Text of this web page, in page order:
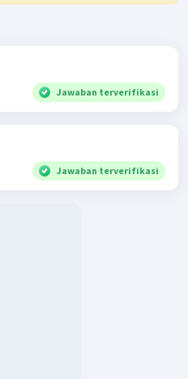
2m (lintasan pertama)
berikutnya adalah 2/3
dua lintasan.
3. Lintasan kedua dengan
kedua.
Jawaban terverifikasi
Jawaban terverifikasi